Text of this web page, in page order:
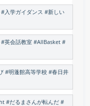
入学ガイダンス #新しい
英会話教室 #AllBasket #
#明蓬館高等学校 #春日井
#だるまさんが転んだ #